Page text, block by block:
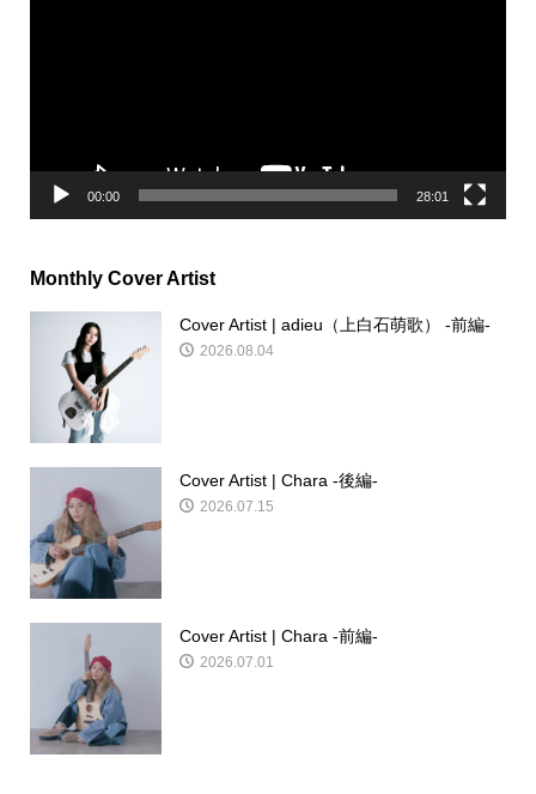
00:00 28:01
Monthly Cover Artist
Cover Artist | adieu（上白石萌歌） -前編-
2026.08.04
Cover Artist | Chara -後編-
2026.07.15
Cover Artist | Chara -前編-
2026.07.01